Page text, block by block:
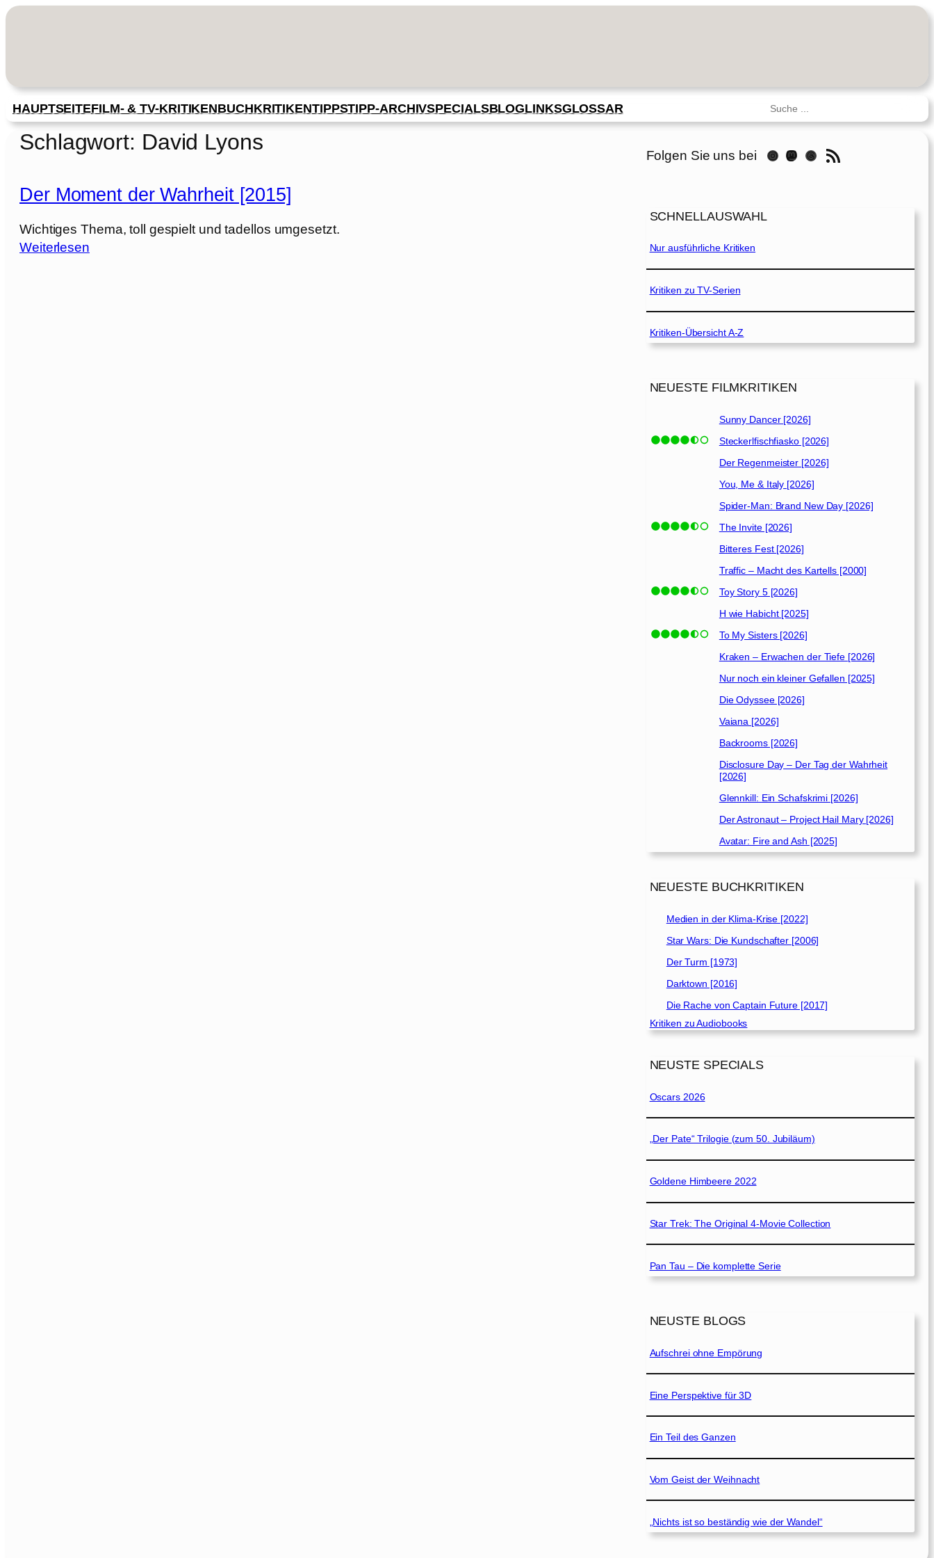
Zum
HAUPTSEITEFILM- & TV-KRITIKENBUCHKRITIKENTIPPSTIPP-ARCHIVSPECIALSBLOGLINKSGLOSSAR Suchen
Schlagwort: David Lyons
Der Moment der Wahrheit [2015]
Wichtiges Thema, toll gespielt und tadellos umgesetzt.
Weiterlesen:
Folgen Sie uns bei Instagram Mastodon Threads RSS-Feed
SCHNELLAUSWAHL
Nur ausführliche Kritiken
Kritiken zu TV-Serien
Kritiken-Übersicht A-Z
NEUESTE FILMKRITIKEN
Sunny Dancer [2026]
Steckerlfischfiasko [2026]
Der Regenmeister [2026]
You, Me & Italy [2026]
Spider-Man: Brand New Day [2026]
The Invite [2026]
Bitteres Fest [2026]
Traffic – Macht des Kartells [2000]
Toy Story 5 [2026]
H wie Habicht [2025]
To My Sisters [2026]
Kraken – Erwachen der Tiefe [2026]
Nur noch ein kleiner Gefallen [2025]
Die Odyssee [2026]
Vaiana [2026]
Backrooms [2026]
Disclosure Day – Der Tag der Wahrheit
[2026]
Glennkill: Ein Schafskrimi [2026]
Der Astronaut – Project Hail Mary [2026]
Avatar: Fire and Ash [2025]
NEUESTE BUCHKRITIKEN
Medien in der Klima-Krise [2022]
Star Wars: Die Kundschafter [2006]
Der Turm [1973]
Darktown [2016]
Die Rache von Captain Future [2017]
Kritiken zu Audiobooks
NEUSTE SPECIALS
Oscars 2026
„Der Pate“ Trilogie (zum 50. Jubiläum)
Goldene Himbeere 2022
Star Trek: The Original 4-Movie Collection
Pan Tau – Die komplette Serie
NEUSTE BLOGS
Aufschrei ohne Empörung
Eine Perspektive für 3D
Ein Teil des Ganzen
Vom Geist der Weihnacht
„Nichts ist so beständig wie der Wandel“